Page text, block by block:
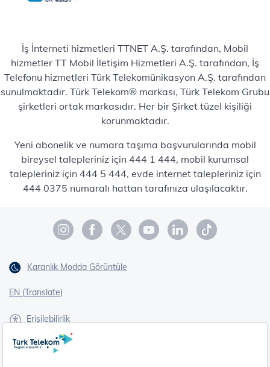
İş İnterneti hizmetleri TTNET A.Ş. tarafından, Mobil
hizmetler TT Mobil İletişim Hizmetleri A.Ş. tarafından, İş
Telefonu hizmetleri Türk Telekomünikasyon A.Ş. tarafından
sunulmaktadır. Türk Telekom® markası, Türk Telekom Grubu
şirketleri ortak markasıdır. Her bir Şirket tüzel kişiliği
korunmaktadır.
Yeni abonelik ve numara taşıma başvurularında mobil
bireysel talepleriniz için 444 1 444, mobil kurumsal
talepleriniz için 444 5 444, evde internet talepleriniz için
444 0375 numaralı hattan tarafınıza ulaşılacaktır.
Karanlık Modda Görüntüle
EN (Translate)
Erişilebilirlik
İşaret Dili Çevirisi